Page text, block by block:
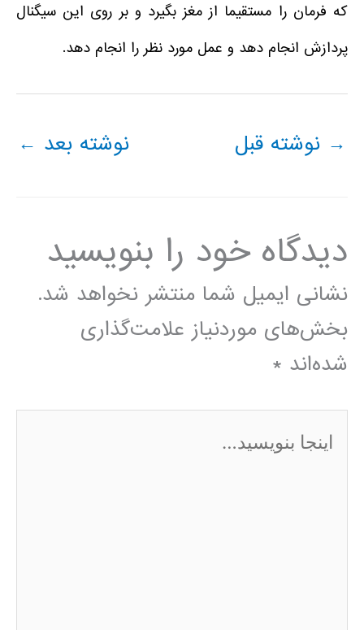
که فرمان را مستقیما از مغز بگیرد و بر روی این سیگنال
پردازش انجام دهد و عمل مورد نظر را انجام دهد.
→ نوشته قبل نوشته بعد ←
دیدگاه‌ خود را بنویسید
نشانی ایمیل شما منتشر نخواهد شد.
بخش‌های موردنیاز علامت‌گذاری
شده‌اند *
اینجا
بنویسید…